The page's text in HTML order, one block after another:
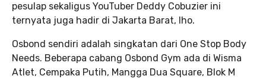
pesulap sekaligus YouTuber Deddy Cobuzier ini
ternyata juga hadir di Jakarta Barat, lho.
Osbond sendiri adalah singkatan dari One Stop Body
Needs. Beberapa cabang Osbond Gym ada di Wisma
Atlet, Cempaka Putih, Mangga Dua Square, Blok M